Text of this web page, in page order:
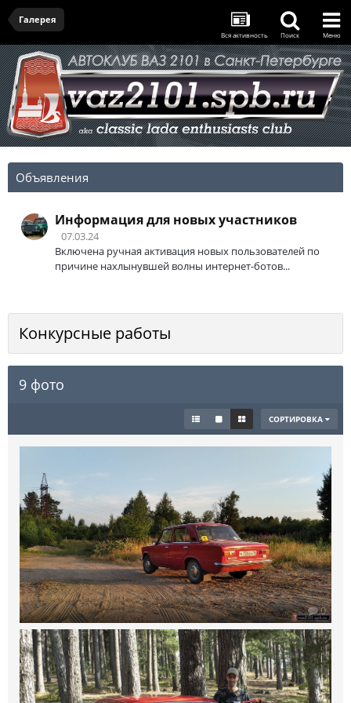
Галерея
Вся активность Поиск Меню
Объявления
Информация для новых участников
07.03.24
Включена ручная активация новых пользователей по
причине нахлынувшей волны интернет-ботов...
Конкурсные работы
9 фото
СОРТИРОВКА
0